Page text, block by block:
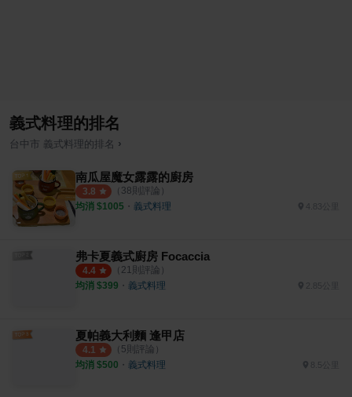
義式料理的排名
台中市 義式料理 的排名 ›
南瓜屋魔女露露的廚房
3.8 （ 38則評論）
均消 $1005 ・ 義式料理 4.83公里
弗卡夏義式廚房 Focaccia
4.4 （ 21 則評論）
均消 $399 ・ 義式料理 2.85公里
夏帕義大利麵 逢甲店
4.1 （ 5則評論）
均消 $500 ・ 義式料理 8.5公里